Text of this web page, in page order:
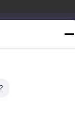
ψευδάργυρου